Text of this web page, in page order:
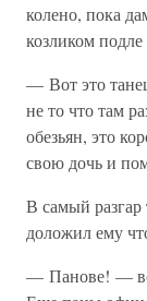
колено, пока
козликом
— Вот это
не то что там
обезьян, это
свою дочь и
В самый разгар
доложил ему
— Панове! —